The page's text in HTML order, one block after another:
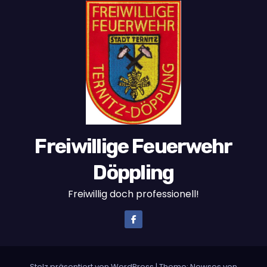
Freiwillige Feuerwehr
Döppling
Freiwillig doch professionell!